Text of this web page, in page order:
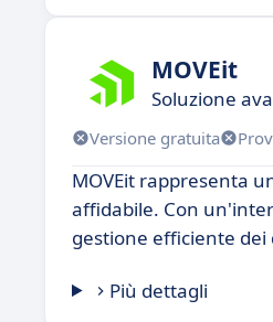
MOVEit
Soluzione
Versione gratuita
MOVEit rappresenta
affidabile. Con
gestione efficiente dei
Più dettagli